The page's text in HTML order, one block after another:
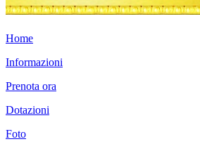
Home
Informazioni
Prenota ora
Dotazioni
Foto